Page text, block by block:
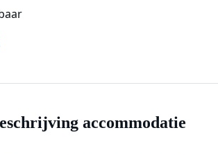
accommodatie